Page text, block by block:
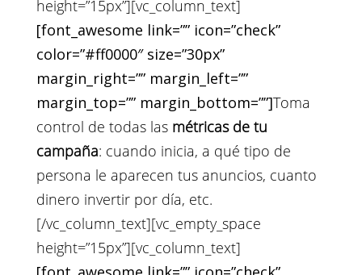
height=”15px”][vc_column_text]
[font_awesome link=”” icon=”check”
color=”#ff0000″ size=”30px”
margin_right=”” margin_left=””
margin_top=”” margin_bottom=””]Toma
control de todas las métricas de tu
campaña: cuando inicia, a qué tipo de
persona le aparecen tus anuncios, cuanto
dinero invertir por día, etc.
[/vc_column_text][vc_empty_space
height=”15px”][vc_column_text]